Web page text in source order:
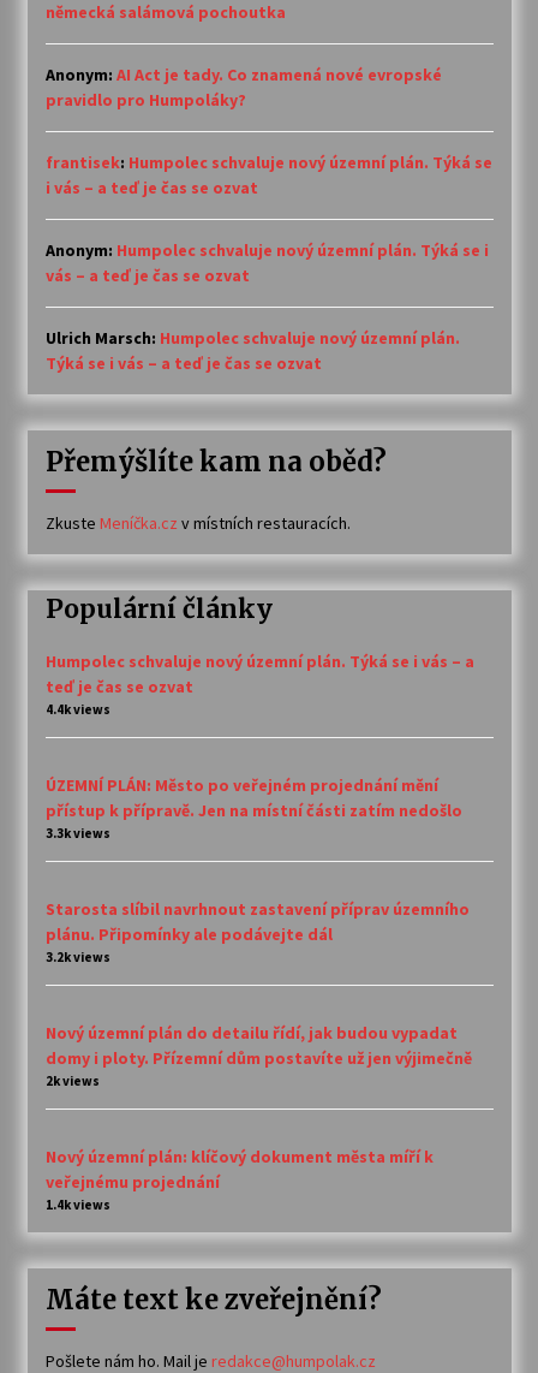
německá salámová pochoutka
Anonym: AI Act je tady. Co znamená nové evropské
pravidlo pro Humpoláky?
frantisek: Humpolec schvaluje nový územní plán. Týká se
i vás – a teď je čas se ozvat
Anonym: Humpolec schvaluje nový územní plán. Týká se i
vás – a teď je čas se ozvat
Ulrich Marsch: Humpolec schvaluje nový územní plán.
Týká se i vás – a teď je čas se ozvat
Přemýšlíte kam na oběd?
Zkuste Meníčka.cz v místních restauracích.
Populární články
Humpolec schvaluje nový územní plán. Týká se i vás – a
teď je čas se ozvat
4.4k views
ÚZEMNÍ PLÁN: Město po veřejném projednání mění
přístup k přípravě. Jen na místní části zatím nedošlo
3.3k views
Starosta slíbil navrhnout zastavení příprav územního
plánu. Připomínky ale podávejte dál
3.2k views
Nový územní plán do detailu řídí, jak budou vypadat
domy i ploty. Přízemní dům postavíte už jen výjimečně
2k views
Nový územní plán: klíčový dokument města míří k
veřejnému projednání
1.4k views
Máte text ke zveřejnění?
Pošlete nám ho. Mail je redakce@humpolak.cz